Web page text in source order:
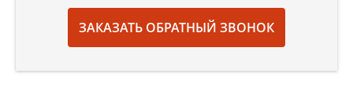
ЗАКАЗАТЬ ОБРАТНЫЙ ЗВОНОК